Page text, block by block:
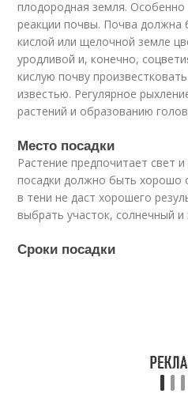
плодородная земля. Особенно
реакции почвы. Почва должна
кислой или щелочной земле
уродливой и, конечно,
кислую почву
известью. Регулярное
растений и образованию
Место посадки
Растение предпочитает свет
посадки должно быть
в тени не даст хорошего
выбрать участок, солнечный
Сроки посадки